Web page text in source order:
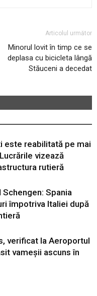
Articolul următor
Minorul lovit în timp ce se
deplasa cu bicicleta lângă
Stăuceni a decedat
este reabilitată pe mai
vizează
rutieră
Spania
împotriva Italiei după
verificat la Aeroportul
vameșii ascuns în